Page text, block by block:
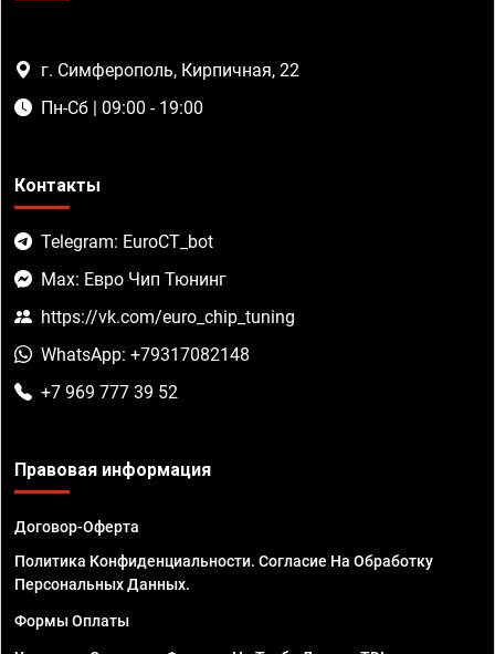
г. Симферополь, Кирпичная, 22
Пн-Сб | 09:00 - 19:00
Контакты
Telegram: EuroCT_bot
Max: Евро Чип Тюнинг
https://vk.com/euro_chip_tuning
WhatsApp: +79317082148
+7 969 777 39 52
Правовая информация
Договор-Оферта
Политика Конфиденциальности. Согласие На Обработку
Персональных Данных.
Формы Оплаты